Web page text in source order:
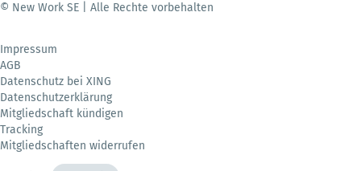
© New Work SE | Alle Rechte vorbehalten
Impressum
AGB
Datenschutz bei XING
Datenschutzerklärung
Mitgliedschaft kündigen
Tracking
Mitgliedschaften widerrufen